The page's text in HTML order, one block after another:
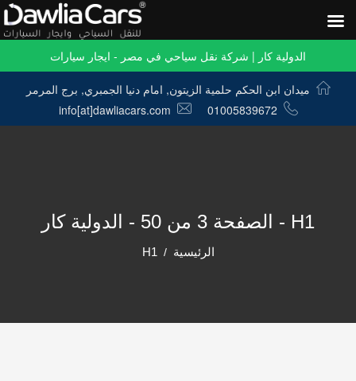
الدولية كار | شركة نقل سياحي في مصر - ايجار سيارات
ميدان ابن الحكم حلمية الزيتون, امام دنيا الجمبري, برج المرمر
01005839672
info[at]dawliacars.com
H1 - الصفحة 3 من 50 - الدولية كار
الرئيسية H1